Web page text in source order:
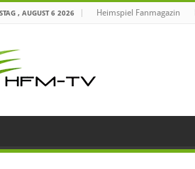
, AUGUST 6 2026 Heimspiel Fanmagazin